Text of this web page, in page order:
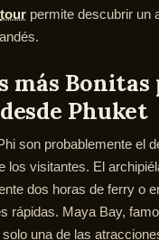
tour permite descubrir un
más Bonitas
Phuket
son probablemente el
los visitantes. El
dos horas de ferry o
rápidas. Maya Bay,
una de las